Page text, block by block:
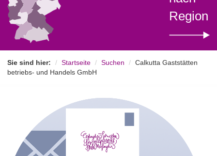
Region
Sie sind hier: Startseite Suchen
Calkutta Gaststätten
betriebs- und Handels GmbH